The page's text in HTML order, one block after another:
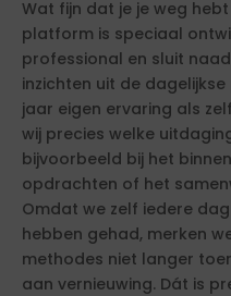
Wat fijn dat je je weg
platform is speciaal
professional en sluit
inzichten uit de dagelijkse
jaar eigen ervaring als
wij precies welke
bijvoorbeeld bij het
opdrachten of het
Omdat we zelf iedere
hebben gehad, merken
methodes niet langer
aan vernieuwing. Dát is